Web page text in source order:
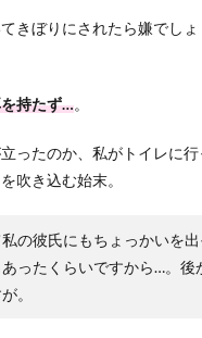
きぼりにされたら嫌でし
持たず…。
ったのか、私がトイレに行
吹き込む始末。
の彼氏にもちょっかいを
ったくらいですから…。後
。